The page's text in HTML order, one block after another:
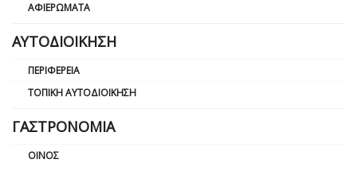
ΑΦΙΕΡΏΜΑΤΑ
ΑΥΤΟΔΙΟΊΚΗΣΗ
ΠΕΡΙΦΈΡΕΙΑ
ΤΟΠΙΚΉ ΑΥΤΟΔΙΟΊΚΗΣΗ
ΓΑΣΤΡΟΝΟΜΊΑ
ΟΊΝΟΣ